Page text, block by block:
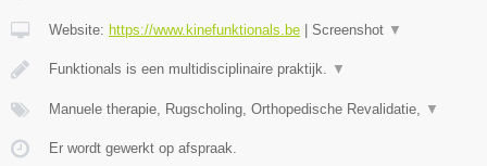
Website: https://www.kinefunktionals.be Screenshot ▼
Funktionals is een multidisciplinaire praktijk. ▼
Manuele therapie, Rugscholing, Orthopedische Revalidatie, ▼
Er wordt gewerkt op afspraak.